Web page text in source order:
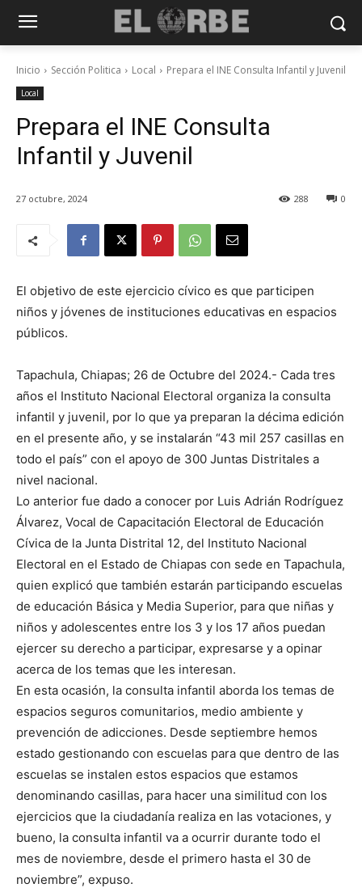
Inicio Sección Politica Local Prepara el INE Consulta Infantil y Juvenil
Local
Prepara el INE Consulta
Infantil y Juvenil
27 octubre, 2024 0
288
El objetivo de este ejercicio cívico es que participen
niños y jóvenes de instituciones educativas en espacios
públicos.
Tapachula, Chiapas; 26 de Octubre del 2024.- Cada tres
años el Instituto Nacional Electoral organiza la consulta
infantil y juvenil, por lo que ya preparan la décima edición
en el presente año, y se instalarán “43 mil 257 casillas en
todo el país” con el apoyo de 300 Juntas Distritales a
nivel nacional.
Lo anterior fue dado a conocer por Luis Adrián Rodríguez
Álvarez, Vocal de Capacitación Electoral de Educación
Cívica de la Junta Distrital 12, del Instituto Nacional
Electoral en el Estado de Chiapas con sede en Tapachula,
quien explicó que también estarán participando escuelas
de educación Básica y Media Superior, para que niñas y
niños y adolescentes entre los 3 y los 17 años puedan
ejercer su derecho a participar, expresarse y a opinar
acerca de los temas que les interesan.
En esta ocasión, la consulta infantil aborda los temas de
espacios seguros comunitarios, medio ambiente y
prevención de adicciones. Desde septiembre hemos
estado gestionando con escuelas para que dentro de las
escuelas se instalen estos espacios que estamos
denominando casillas, para hacer una similitud con los
ejercicios que la ciudadanía realiza en las votaciones, y
bueno, la consulta infantil va a ocurrir durante todo el
mes de noviembre, desde el primero hasta el 30 de
noviembre”, expuso.